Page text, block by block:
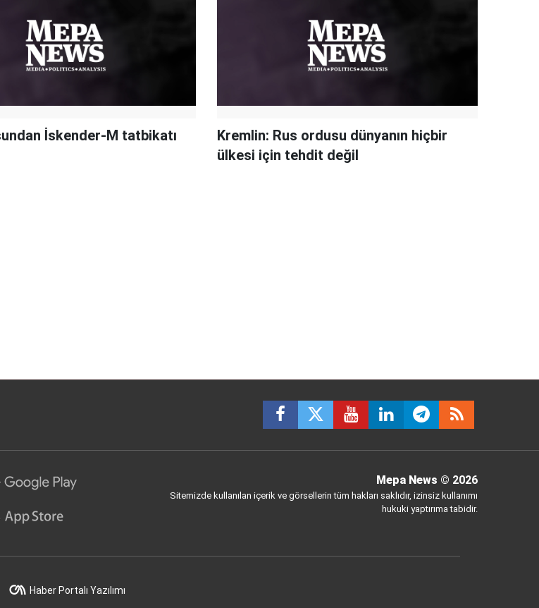
İskender-M tatbikatı
Kremlin: Rus ordusu dünyanın hiçbir
ülkesi için tehdit değil
Mepa News © 2026
Sitemizde kullanılan içerik ve görsellerin tüm hakları saklıdır, izinsiz kullanımı
hukuki yaptırıma tabidir.
Haber Portalı Yazılımı